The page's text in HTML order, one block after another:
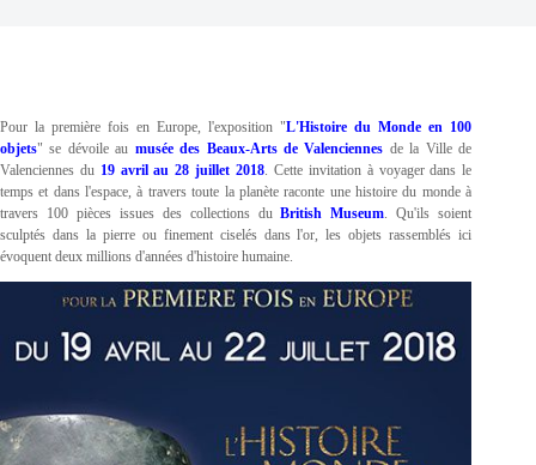
Pour la première fois en Europe, l'exposition "L'Histoire du Monde en 100
objets" se dévoile au musée des Beaux-Arts de Valenciennes de la Ville de
Valenciennes du 19 avril au 28 juillet 2018. Cette invitation à voyager dans le
temps et dans l'espace, à travers toute la planète raconte une histoire du monde à
travers 100 pièces issues des collections duBritish Museum. Qu'ils soient
sculptés dans la pierre ou finement ciselés dans l'or, les objets rassemblés ici
évoquent deux millions d'années d'histoire humaine.